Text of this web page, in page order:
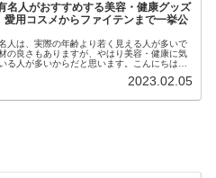
名人がおすすめする美容・健康グッズ
愛用コスメからファイテンまで一挙公
人は、実際の年齢より若く見える人が多いで
の良さもありますが、やはり美容・健康に気
る人が多いからだと思います。こんにちは！
うか？今回は、芸能人…
2023.02.05